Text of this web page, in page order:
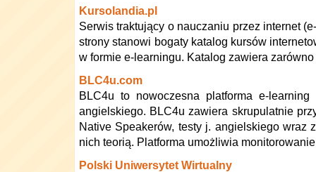
Kursolandia.pl
Serwis traktujący o nauczaniu przez internet
strony stanowi bogaty katalog kursów
w formie e-learningu. Katalog zawiera
BLC4u.com
BLC4u to nowoczesna platforma e-
angielskiego. BLC4u zawiera skrupulatnie
Native Speakerów, testy j. angielskiego wraz
nich teorią. Platforma umożliwia
Polski Uniwersytet Wirtualny